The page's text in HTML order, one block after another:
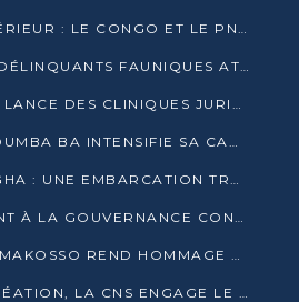
ENSEIGNEMENT SUPÉRIEUR : LE CONGO ET LE PNUD VEULENT RAPPROCHER LA FORMATION UNIVERSITAIRE DES BESOINS DU MARCHÉ DE L’EMPLOI
QUATRE PRÉSUMÉS DÉLINQUANTS FAUNIQUES ATTENDUS DEVANT LA JUSTICE POUR TRAFIC D’IVOIRE
JUSTICE : LE CONGO LANCE DES CLINIQUES JURIDIQUES POUR RAPPROCHER LE DROIT DES CITOYENS
FRANCOPHONIE : COUMBA BA INTENSIFIE SA CAMPAGNE POUR LA SUCCESSION À LA TÊTE DE L’OIF
DRAME SUR LA SANGHA : UNE EMBARCATION TRANSPORTANT DES FIDÈLES DE « NZAMBÉ YA L’HUILE » FAIT NAUFRAGE À OUESSO
DES JEUNES S’INITIENT À LA GOUVERNANCE CONTINENTALE À BRAZZAVILLE
ANATOLE COLLINET MAKOSSO REND HOMMAGE À JEAN-PAUL PIGASSE
70 ANS APRÈS SA CRÉATION, LA CNS ENGAGE LE VIRAGE DE LA DIGITALISATION